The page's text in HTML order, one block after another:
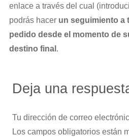
enlace a través del cual
podrás hacerun seguimiento a
pedido desde el momento de
destino final .
Deja una
Tu dirección de correo
Los campos obligatorios están